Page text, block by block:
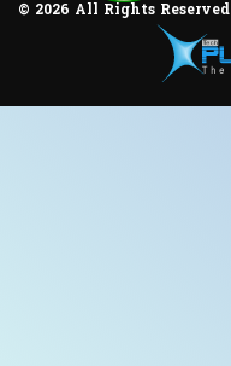
© 2026 All Rights Reserved